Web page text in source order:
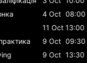
4 Oct 08:00
11 Oct 13:00
9 Oct 09:30
9 Oct 13:30